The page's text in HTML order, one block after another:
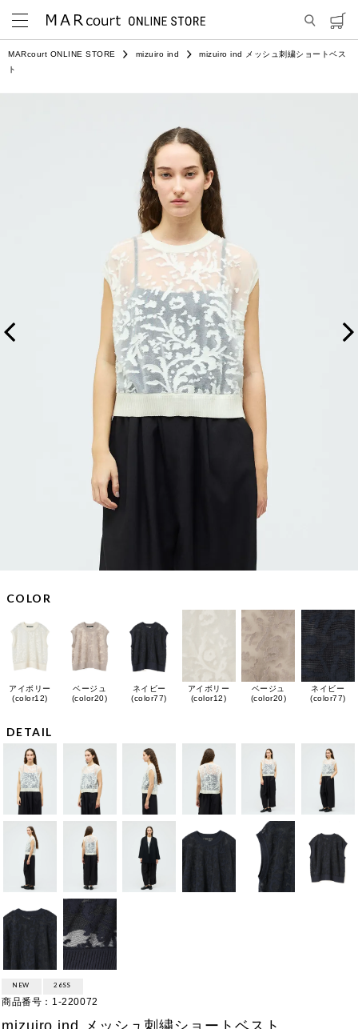
MARcourt ONLINE STORE mizuiro ind
mizuiro ind メッシュ刺繍ショートベス
ト
COLOR
アイボリー
(color12)
ベージュ
(color20)
ネイビー
(color77)
アイボリー
(color12)
ベージュ
(color20)
ネイビー
(color77)
DETAIL
NEW 26SS
商品番号 1-220072